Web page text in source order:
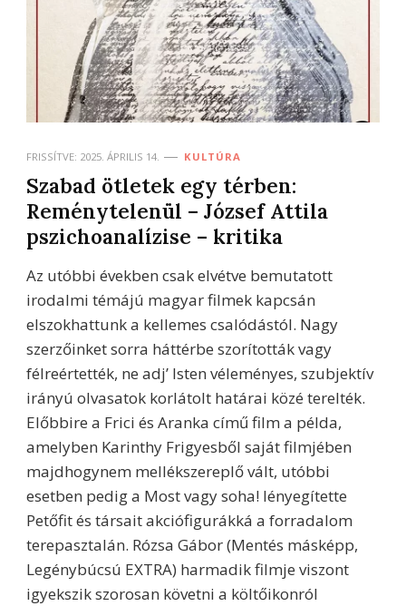
FRISSÍTVE: 2025. ÁPRILIS 14. KULTÚRA
Szabad ötletek egy térben:
Reménytelenül – József Attila
pszichoanalízise – kritika
Az utóbbi években csak elvétve bemutatott
irodalmi témájú magyar filmek kapcsán
elszokhattunk a kellemes csalódástól. Nagy
szerzőinket sorra háttérbe szorították vagy
félreértették, ne adj’ Isten véleményes, szubjektív
irányú olvasatok korlátolt határai közé terelték.
Előbbire a Frici és Aranka című film a példa,
amelyben Karinthy Frigyesből saját filmjében
majdhogynem mellékszereplő vált, utóbbi
esetben pedig a Most vagy soha! lényegítette
Petőfit és társait akciófigurákká a forradalom
terepasztalán. Rózsa Gábor (Mentés másképp,
Legénybúcsú EXTRA) harmadik filmje viszont
igyekszik szorosan követni a költőikonról